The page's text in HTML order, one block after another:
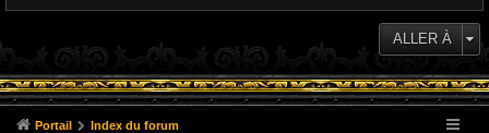
ALLER À
Portail Index du forum